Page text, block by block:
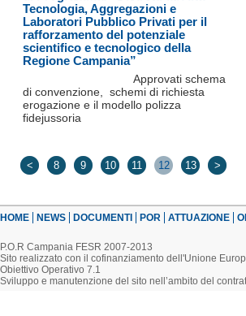
Tecnologia, Aggregazioni e
Laboratori Pubblico Privati per il
rafforzamento del potenziale
scientifico e tecnologico della
Regione Campania”
Approvati schema
di convenzione, schemi di richiesta
erogazione e il modello polizza
fidejussoria
< 8 9 10 11 12 13 >
HOME NEWS DOCUMENTI POR ATTUAZIONE
P.O.R Campania FESR 2007-2013
Sito realizzato con il cofinanziamento dell'Unione
Obiettivo Operativo 7.1
Sviluppo e manutenzione del sito nell’ambito del